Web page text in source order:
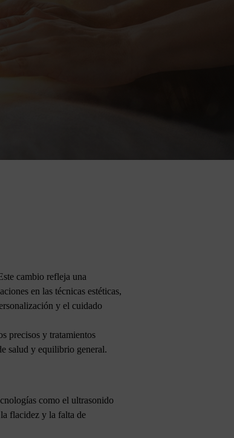
cambio refleja una
en las técnicas estéticas,
y el cuidado
precisos y tratamientos
salud y equilibrio general.
como el ultrasonido
flacidez y la falta de